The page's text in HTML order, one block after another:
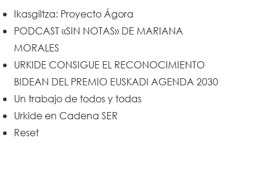
Ikasgiltza: Proyecto Ágora
PODCAST «SIN NOTAS» DE MARIANA
MORALES
URKIDE CONSIGUE EL RECONOCIMIENTO
BIDEAN DEL PREMIO EUSKADI AGENDA 2030
Un trabajo de todos y todas
Urkide en Cadena SER
Reset